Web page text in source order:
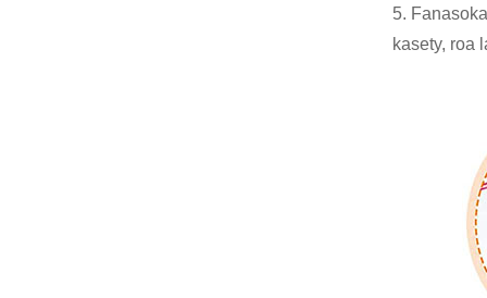
5.
kasety, roa